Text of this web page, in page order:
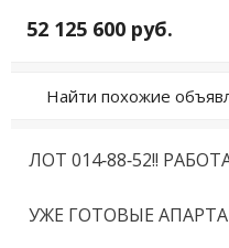
52 125 600 руб.
Найти похожие
ЛОТ 014-88-52!!
УЖЕ ГОТOВЫE